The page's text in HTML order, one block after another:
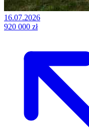
16.07.2026
920 000 zł